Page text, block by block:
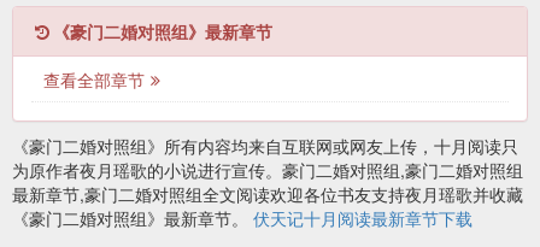
《豪门二婚对照组》最新章节
查看全部章节
《豪门二婚对照组》所有内容均来自互联网或网友上传，十月阅读只
为原作者夜月瑶歌的小说进行宣传。豪门二婚对照组,豪门二婚对照组
最新章节,豪门二婚对照组全文阅读欢迎各位书友支持夜月瑶歌并收藏
《豪门二婚对照组》最新章节。 伏天记十月阅读最新章节下载